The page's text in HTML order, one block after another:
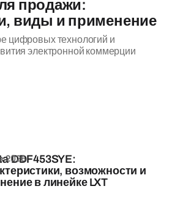
продажи:
виды и применение
цифровых технологий и
электронной коммерции
DDF453SYE:
возможности и
в линейке LXT
2026